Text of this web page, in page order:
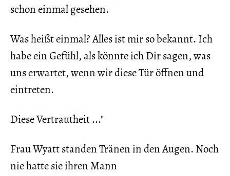
schon einmal gesehen.
Was heißt einmal? Alles ist mir so bekannt. Ich
habe ein Gefühl, als könnte ich Dir sagen, was
uns erwartet, wenn wir diese Tür öffnen und
eintreten.
Diese Vertrautheit ..."
Frau Wyatt standen Tränen in den Augen. Noch
nie hatte sie ihren Mann